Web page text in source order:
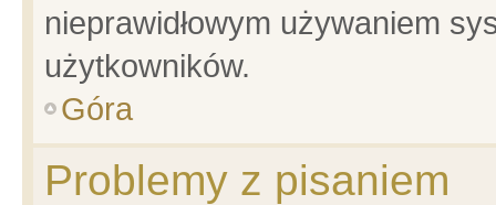
nieprawidłowym używaniem
użytkowników.
Góra
Problemy z pisaniem